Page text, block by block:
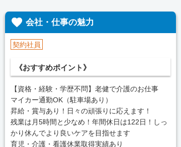
 会社・仕事の魅力
契約社員
《おすすめポイント》
【資格・経験・学歴不問】老健で介護のお仕事
マイカー通勤OK（駐車場あり）
昇給・賞与あり！日々の頑張りに応えます！
残業は月5時間と少なめ！年間休日は122日！しっ
かり休んでより良いケアを目指せます
育児・介護・看護休業取得実績あり